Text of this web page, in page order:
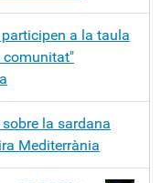
a la taula
comunitat"
la sardana
Mediterrània